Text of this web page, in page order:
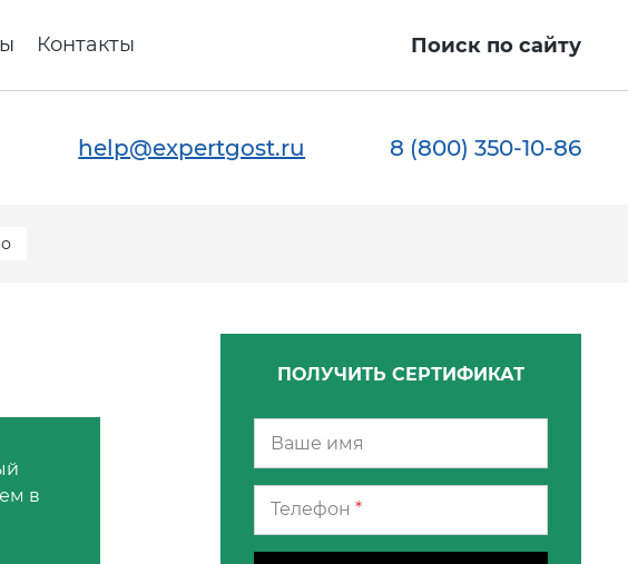
Контакты Поиск по сайту
help@expertgost.ru 8 (800) 350-10-86
в
ПОЛУЧИТЬ СЕРТИФИКАТ
Телефон *